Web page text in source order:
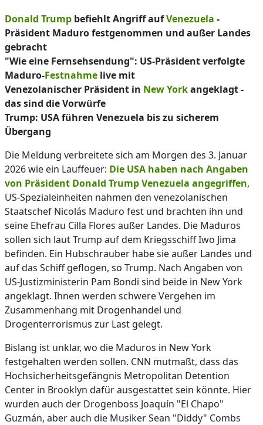
Donald Trump befiehlt Angriff aufVenezuela -
Präsident Maduro festgenommen und außer Landes
gebracht
"Wie eine Fernsehsendung": US-Präsident verfolgte
Maduro-Festnahme live mit
Venezolanischer Präsident in New Yorkangeklagt -
das sind die Vorwürfe
Trump: USA führen Venezuela bis zu sicherem
Übergang
Die Meldung verbreitete sich am Morgen des 3. Januar
2026 wie ein Lauffeuer: Die USA haben nach Angaben
von Präsident Donald Trump Venezuela angegriffen,
US-Spezialeinheiten nahmen den venezolanischen
Staatschef Nicolás Maduro fest und brachten ihn und
seine Ehefrau Cilla Flores außer Landes. Die Maduros
sollen sich laut Trump auf dem Kriegsschiff Iwo Jima
befinden. Ein Hubschrauber habe sie außer Landes und
auf das Schiff geflogen, so Trump. Nach Angaben von
US-Justizministerin Pam Bondi sind beide in New York
angeklagt. Ihnen werden schwere Vergehen im
Zusammenhang mit Drogenhandel und
Drogenterrorismus zur Last gelegt.
Bislang ist unklar, wo die Maduros in New York
festgehalten werden sollen. CNN mutmaßt, dass das
Hochsicherheitsgefängnis Metropolitan Detention
Center in Brooklyn dafür ausgestattet sein könnte. Hier
wurden auch der Drogenboss Joaquín "El Chapo"
Guzmán, aber auch die Musiker Sean "Diddy" Combs